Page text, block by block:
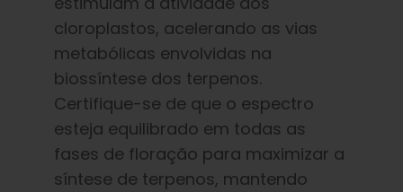
cloroplastos, acelerando as vias
metabólicas envolvidas na
biossíntese dos terpenos.
Certifique-se de que o espectro
esteja equilibrado em todas as
fases de floração para maximizar a
síntese de terpenos, mantendo